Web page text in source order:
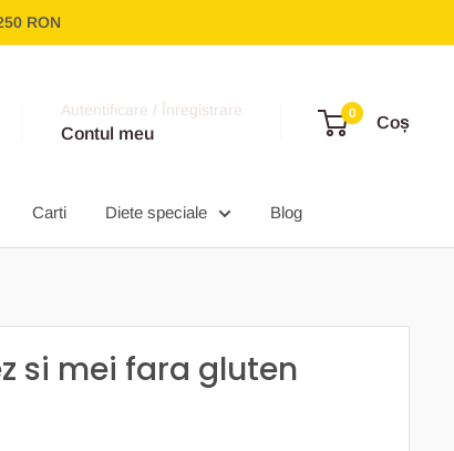
RON
Autentificare / Înregistrare
Contul meu
0
Coș
Carti Diete speciale Blog
si mei fara gluten